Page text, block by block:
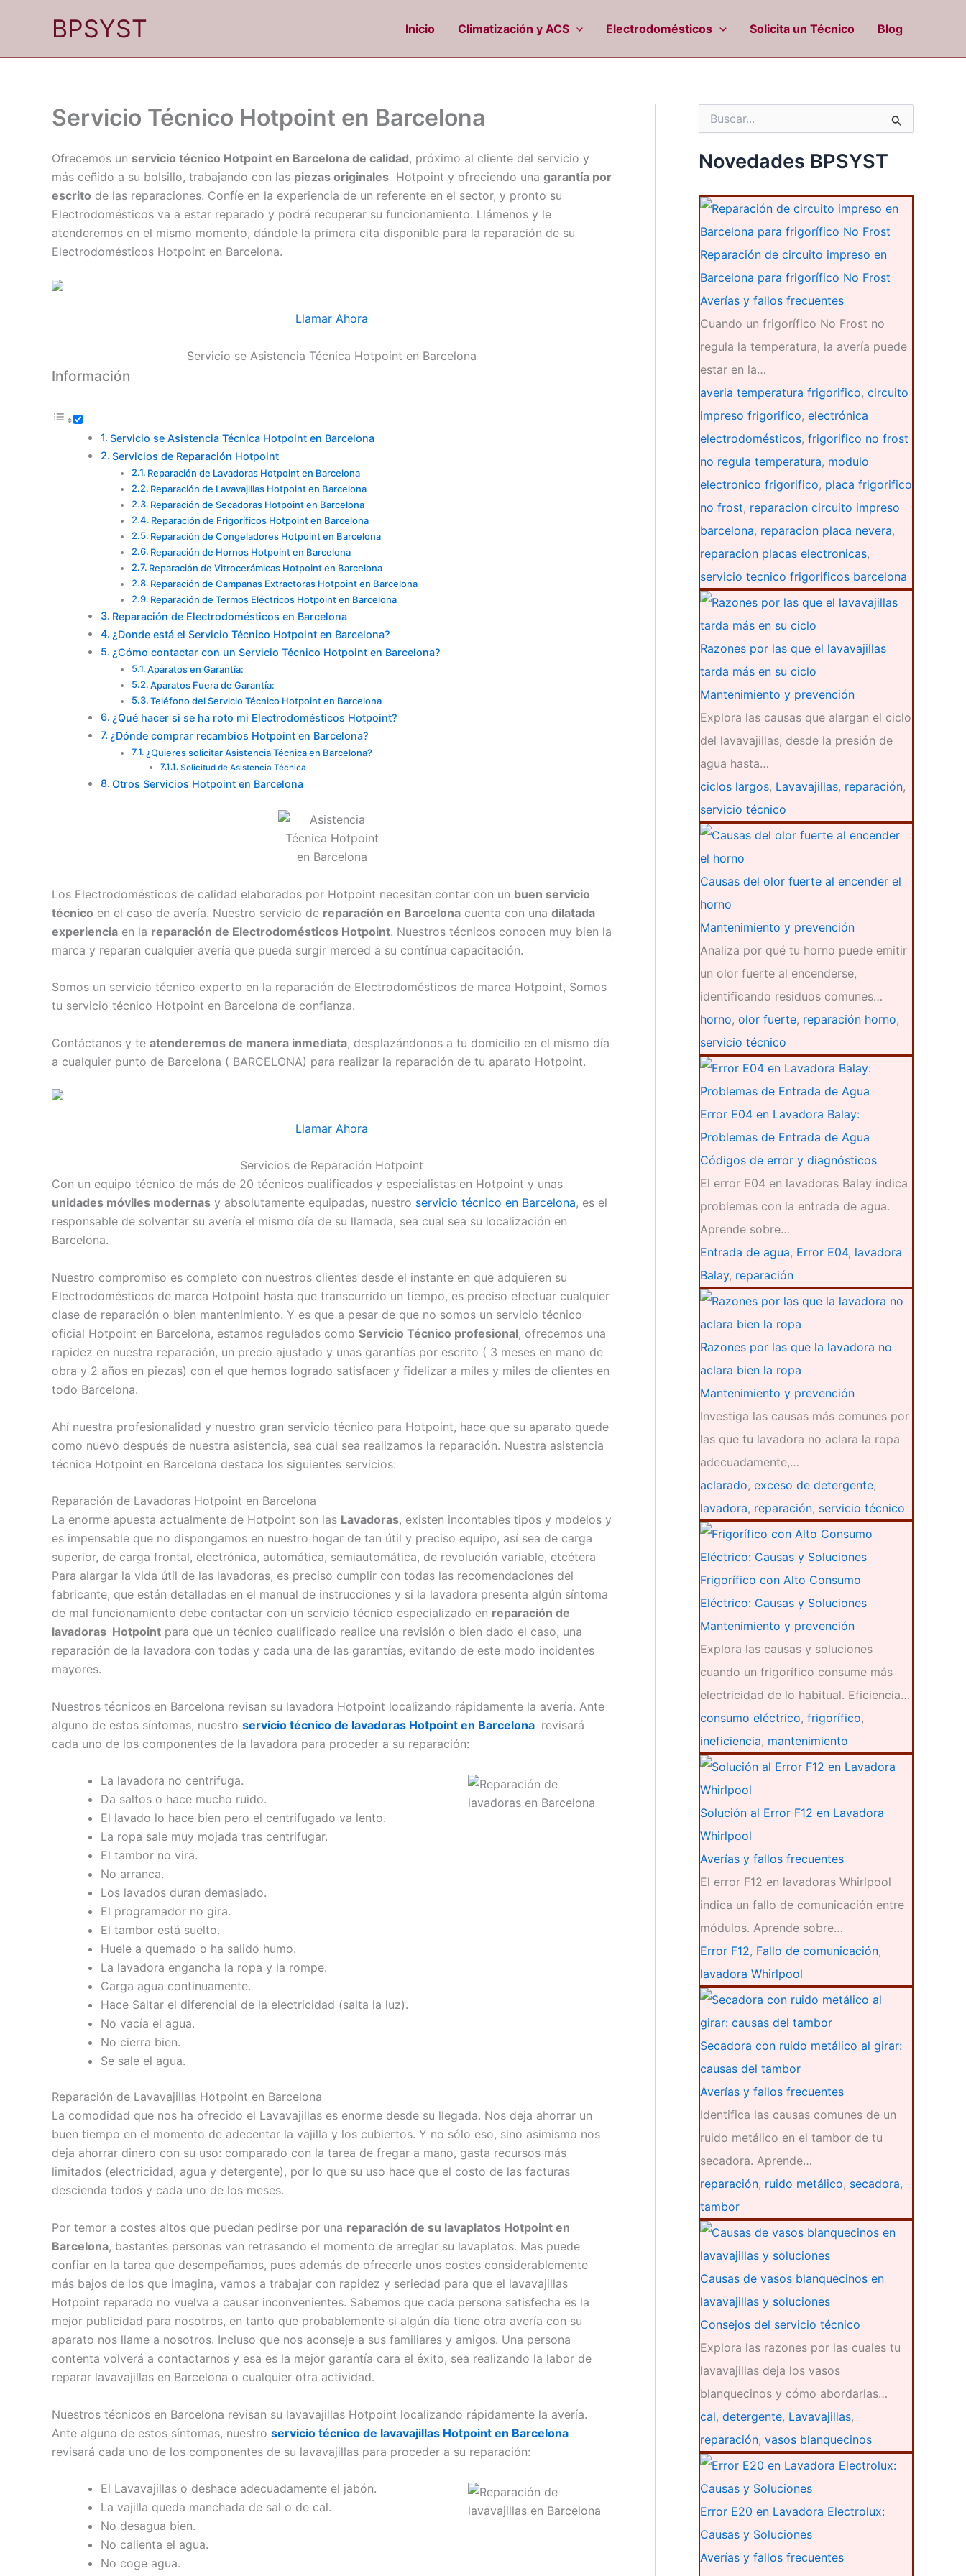
BPSYST Inicio Climatización y ACS Electrodomésticos Solicita un Técnico Blog
Servicio Técnico Hotpoint en Barcelona
Ofrecemos un servicio técnico Hotpoint en Barcelona de calidad, próximo al cliente del servicio y
más ceñido a su bolsillo, trabajando con las piezas originales Hotpoint y ofreciendo una garantía por
escrito de las reparaciones. Confíe en la experiencia de un referente en el sector, y pronto su
Electrodomésticos va a estar reparado y podrá recuperar su funcionamiento. Llámenos y le
atenderemos en el mismo momento, dándole la primera cita disponible para la reparación de su
Electrodomésticos Hotpoint en Barcelona.
Llamar Ahora
Servicio se Asistencia Técnica Hotpoint en Barcelona
Información
Servicio se Asistencia Técnica Hotpoint en Barcelona
Servicios de Reparación Hotpoint
Reparación de Lavadoras Hotpoint en Barcelona
Reparación de Lavavajillas Hotpoint en Barcelona
Reparación de Secadoras Hotpoint en Barcelona
Reparación de Frigoríficos Hotpoint en Barcelona
Reparación de Congeladores Hotpoint en Barcelona
Reparación de Hornos Hotpoint en Barcelona
Reparación de Vitrocerámicas Hotpoint en Barcelona
Reparación de Campanas Extractoras Hotpoint en Barcelona
Reparación de Termos Eléctricos Hotpoint en Barcelona
Reparación de Electrodomésticos en Barcelona
¿Donde está el Servicio Técnico Hotpoint en Barcelona?
¿Cómo contactar con un Servicio Técnico Hotpoint en Barcelona?
Aparatos en Garantía:
Aparatos Fuera de Garantía:
Teléfono del Servicio Técnico Hotpoint en Barcelona
¿Qué hacer si se ha roto mi Electrodomésticos Hotpoint?
¿Dónde comprar recambios Hotpoint en Barcelona?
¿Quieres solicitar Asistencia Técnica en Barcelona?
Solicitud de Asistencia Técnica
Otros Servicios Hotpoint en Barcelona
Los Electrodomésticos de calidad elaborados por Hotpoint necesitan contar con un buen servicio
técnico en el caso de avería. Nuestro servicio de reparación en Barcelona cuenta con una dilatada
experiencia en la reparación de Electrodomésticos Hotpoint. Nuestros técnicos conocen muy bien la
marca y reparan cualquier avería que pueda surgir merced a su contínua capacitación.
Somos un servicio técnico experto en la reparación de Electrodomésticos de marca Hotpoint, Somos
tu servicio técnico Hotpoint en Barcelona de confianza.
Contáctanos y te atenderemos de manera inmediata, desplazándonos a tu domicilio en el mismo día
a cualquier punto de Barcelona ( BARCELONA) para realizar la reparación de tu aparato Hotpoint.
Llamar Ahora
Servicios de Reparación Hotpoint
Con un equipo técnico de más de 20 técnicos cualificados y especialistas en Hotpoint y unas
unidades móviles modernas y absolutamente equipadas, nuestro servicio técnico en Barcelona, es el
responsable de solventar su avería el mismo día de su llamada, sea cual sea su localización en
Barcelona.
Nuestro compromiso es completo con nuestros clientes desde el instante en que adquieren su
Electrodomésticos de marca Hotpoint hasta que transcurrido un tiempo, es preciso efectuar cualquier
clase de reparación o bien mantenimiento. Y es que a pesar de que no somos un servicio técnico
oficial Hotpoint en Barcelona, estamos regulados como Servicio Técnico profesional, ofrecemos una
rapidez en nuestra reparación, un precio ajustado y unas garantías por escrito ( 3 meses en mano de
obra y 2 años en piezas) con el que hemos logrado satisfacer y fidelizar a miles y miles de clientes en
todo Barcelona.
Ahí nuestra profesionalidad y nuestro gran servicio técnico para Hotpoint, hace que su aparato quede
como nuevo después de nuestra asistencia, sea cual sea realizamos la reparación. Nuestra asistencia
técnica Hotpoint en Barcelona destaca los siguientes servicios:
Reparación de Lavadoras Hotpoint en Barcelona
La enorme apuesta actualmente de Hotpoint son las Lavadoras, existen incontables tipos y modelos y
es impensable que no dispongamos en nuestro hogar de tan útil y preciso equipo, así sea de carga
superior, de carga frontal, electrónica, automática, semiautomática, de revolución variable, etcétera
Para alargar la vida útil de las lavadoras, es preciso cumplir con todas las recomendaciones del
fabricante, que están detalladas en el manual de instrucciones y si la lavadora presenta algún síntoma
de mal funcionamiento debe contactar con un servicio técnico especializado en reparación de
lavadoras Hotpoint para que un técnico cualificado realice una revisión o bien dado el caso, una
reparación de la lavadora con todas y cada una de las garantías, evitando de este modo incidentes
mayores.
Nuestros técnicos en Barcelona revisan su lavadora Hotpoint localizando rápidamente la avería. Ante
alguno de estos síntomas, nuestro servicio técnico de lavadoras Hotpoint en Barcelona revisará
cada uno de los componentes de la lavadora para proceder a su reparación:
La lavadora no centrifuga.
Da saltos o hace mucho ruido.
El lavado lo hace bien pero el centrifugado va lento.
La ropa sale muy mojada tras centrifugar.
El tambor no vira.
No arranca.
Los lavados duran demasiado.
El programador no gira.
El tambor está suelto.
Huele a quemado o ha salido humo.
La lavadora engancha la ropa y la rompe.
Carga agua continuamente.
Hace Saltar el diferencial de la electricidad (salta la luz).
No vacía el agua.
No cierra bien.
Se sale el agua.
Reparación de Lavavajillas Hotpoint en Barcelona
La comodidad que nos ha ofrecido el Lavavajillas es enorme desde su llegada. Nos deja ahorrar un
buen tiempo en el momento de adecentar la vajilla y los cubiertos. Y no sólo eso, sino asimismo nos
deja ahorrar dinero con su uso: comparado con la tarea de fregar a mano, gasta recursos más
limitados (electricidad, agua y detergente), por lo que su uso hace que el costo de las facturas
descienda todos y cada uno de los meses.
Por temor a costes altos que puedan pedirse por una reparación de su lavaplatos Hotpoint en
Barcelona, bastantes personas van retrasando el momento de arreglar su lavaplatos. Mas puede
confiar en la tarea que desempeñamos, pues además de ofrecerle unos costes considerablemente
más bajos de los que imagina, vamos a trabajar con rapidez y seriedad para que el lavavajillas
Hotpoint reparado no vuelva a causar inconvenientes. Sabemos que cada persona satisfecha es la
mejor publicidad para nosotros, en tanto que probablemente si algún día tiene otra avería con su
aparato nos llame a nosotros. Incluso que nos aconseje a sus familiares y amigos. Una persona
contenta volverá a contactarnos y esa es la mejor garantía cara el éxito, sea realizando la labor de
reparar lavavajillas en Barcelona o cualquier otra actividad.
Nuestros técnicos en Barcelona revisan su lavavajillas Hotpoint localizando rápidamente la avería.
Ante alguno de estos síntomas, nuestro servicio técnico de lavavajillas Hotpoint en Barcelona
revisará cada uno de los componentes de su lavavajillas para proceder a su reparación:
El Lavavajillas o deshace adecuadamente el jabón.
La vajilla queda manchada de sal o de cal.
No desagua bien.
No calienta el agua.
No coge agua.
c
a
p
o
r
Novedades BPSYST
Reparación de circuito impreso en
Barcelona para frigorífico No Frost
Averías y fallos frecuentes
Cuando un frigorífico No Frost no
regula la temperatura, la avería puede
estar en la…
averia temperatura frigorifico, circuito
impreso frigorifico, electrónica
electrodomésticos, frigorifico no frost
no regula temperatura, modulo
electronico frigorifico, placa frigorifico
no frost, reparacion circuito impreso
barcelona, reparacion placa nevera,
reparacion placas electronicas,
servicio tecnico frigorificos barcelona
Razones por las que el lavavajillas
tarda más en su ciclo
Mantenimiento y prevención
Explora las causas que alargan el ciclo
del lavavajillas, desde la presión de
agua hasta…
ciclos largos, Lavavajillas, reparación,
servicio técnico
Causas del olor fuerte al encender el
horno
Mantenimiento y prevención
Analiza por qué tu horno puede emitir
un olor fuerte al encenderse,
identificando residuos comunes…
horno, olor fuerte, reparación horno,
servicio técnico
Error E04 en Lavadora Balay:
Problemas de Entrada de Agua
Códigos de error y diagnósticos
El error E04 en lavadoras Balay indica
problemas con la entrada de agua.
Aprende sobre…
Entrada de agua, Error E04, lavadora
Balay, reparación
Razones por las que la lavadora no
aclara bien la ropa
Mantenimiento y prevención
Investiga las causas más comunes por
las que tu lavadora no aclara la ropa
adecuadamente,…
aclarado, exceso de detergente,
lavadora, reparación, servicio técnico
Frigorífico con Alto Consumo
Eléctrico: Causas y Soluciones
Mantenimiento y prevención
Explora las causas y soluciones
cuando un frigorífico consume más
electricidad de lo habitual. Eficiencia…
consumo eléctrico, frigorífico,
ineficiencia, mantenimiento
Solución al Error F12 en Lavadora
Whirlpool
Averías y fallos frecuentes
El error F12 en lavadoras Whirlpool
indica un fallo de comunicación entre
módulos. Aprende sobre…
Error F12, Fallo de comunicación,
lavadora Whirlpool
Secadora con ruido metálico al girar:
causas del tambor
Averías y fallos frecuentes
Identifica las causas comunes de un
ruido metálico en el tambor de tu
secadora. Aprende…
reparación, ruido metálico, secadora,
tambor
Causas de vasos blanquecinos en
lavavajillas y soluciones
Consejos del servicio técnico
Explora las razones por las cuales tu
lavavajillas deja los vasos
blanquecinos y cómo abordarlas…
cal, detergente, Lavavajillas,
reparación, vasos blanquecinos
Error E20 en Lavadora Electrolux:
Causas y Soluciones
Averías y fallos frecuentes